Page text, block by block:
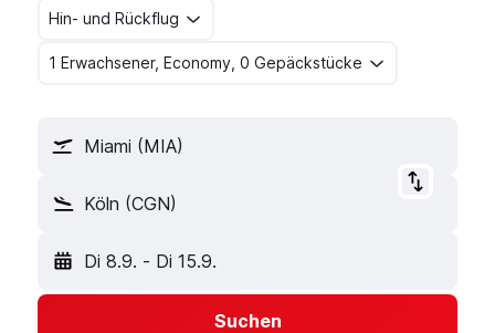
Hin- und Rückflug
1 Erwachsener, Economy, 0 Gepäckstücke
Miami (MIA)
Köln (CGN)
Di 8.9. - Di 15.9.
Suchen